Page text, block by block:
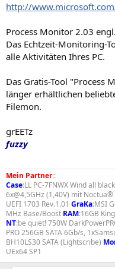
http://
Process Monitor 2.03 engl.
Das Echtzeit-Monitoring-
alle Aktivitäten Ihres PC.
Das Gratis-Tool "Process
länger erhältlichen
Filemon.
grEETz
fuzzy
Mein Partner::
Case:LL PC-7FNWX Wind all
6x@4,5GHz (1,40V) mit
UEFI 1703 Rev.1.01 GraKa:MSI
MHz Base/Boost RAM:16GB
NT:be quiet! 750W
PRO 256GB SATA 6Gb/s,
BH10LS30 SATA (Lightscribe)
UEx64 SP1